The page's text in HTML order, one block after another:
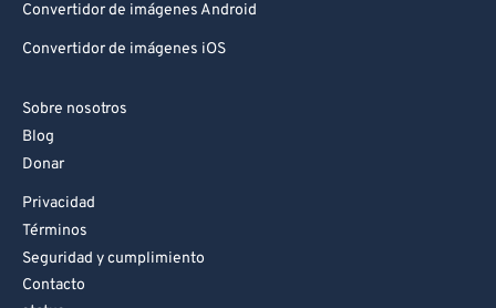
Convertidor de imágenes Android
Convertidor de imágenes iOS
Sobre nosotros
Blog
Donar
Privacidad
Términos
Seguridad y cumplimiento
Contacto